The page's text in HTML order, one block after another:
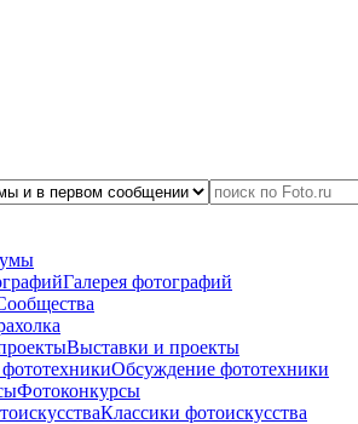
Галерея фотографий
Выставки и проекты
Обсуждение фототехники
Фотоконкурсы
Классики фотоискусства